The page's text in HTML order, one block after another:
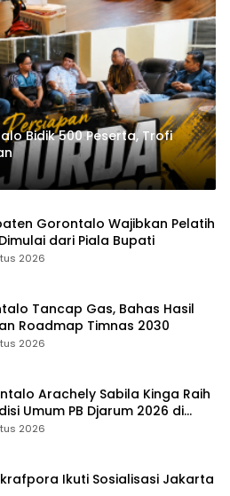
Bidik 500 Peserta, Trofi
Gorontalo Wajibkan Pelatih
dari Piala Bupati
2026
Tancap Gas, Bahas Hasil
Roadmap Timnas 2030
2026
Arachely Sabila Kinga Raih
Umum PB Djarum 2026 di
2026
Ikuti Sosialisasi Jakarta